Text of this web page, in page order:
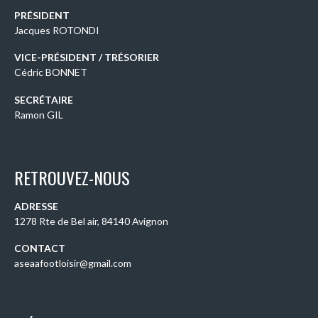
PRÉSIDENT
Jacques ROTONDI
VICE-PRÉSIDENT / TRÉSORIER
Cédric BONNET
SECRÉTAIRE
Ramon GIL
RETROUVEZ-NOUS
ADRESSE
1278 Rte de Bel air, 84140 Avignon
CONTACT
aseaafootloisir@gmail.com